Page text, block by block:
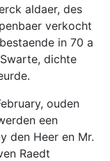
aldaer, des
verkocht
in 70 a
dichte
ouden
een
den Heer en Mr.
Raedt